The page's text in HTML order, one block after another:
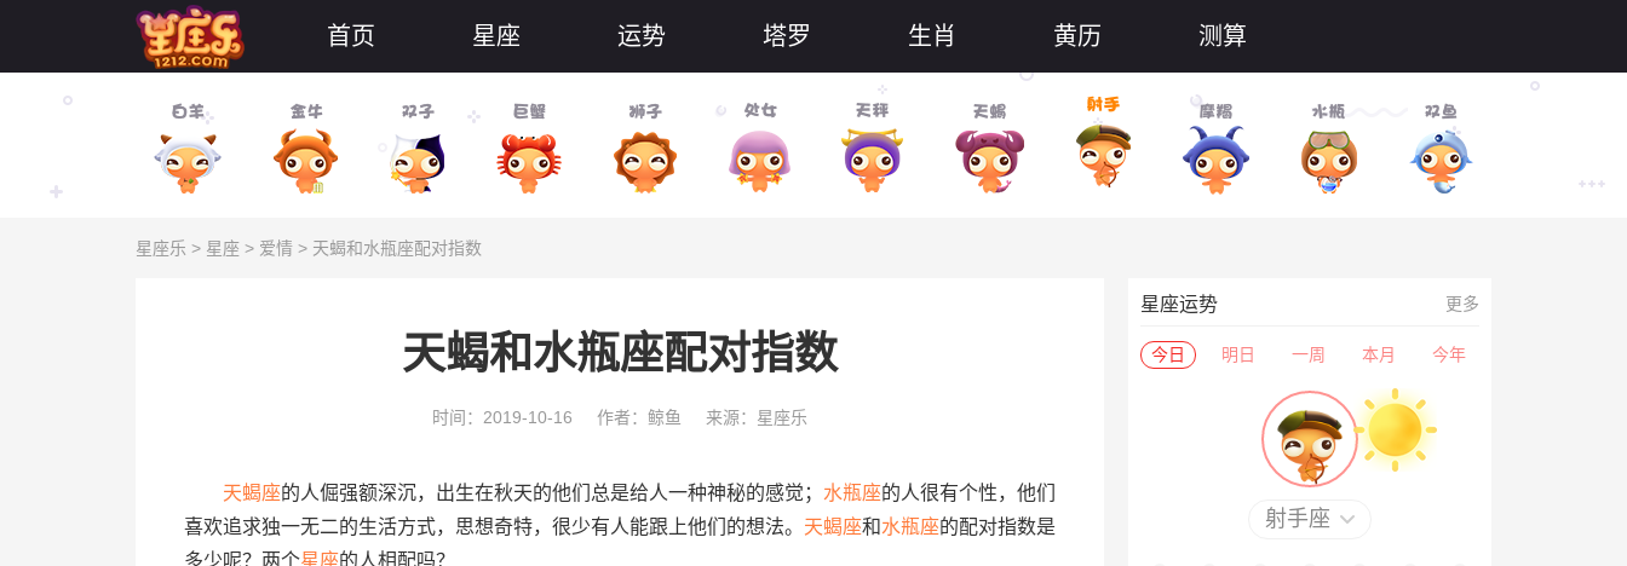
首页 星座 运势 塔罗 生肖 黄历 测算
星座乐 > 星座 > 爱情 > 天蝎和水瓶座配对指数
天蝎和水瓶座配对指数
时间：2019-10-16 作者：鲸鱼 来源：星座乐
天蝎座的人倔强额深沉，出生在秋天的他们总是给人一种神秘的感觉； 水瓶座的人很有个性，他们
喜欢追求独一无二的生活方式，思想奇特，很少有人能跟上他们的想法。 天蝎座和水瓶座的配对指数是
多少呢？两个星座的人相配吗？
星座运势 更多
今日 明日 一周 本月 今年
射手座